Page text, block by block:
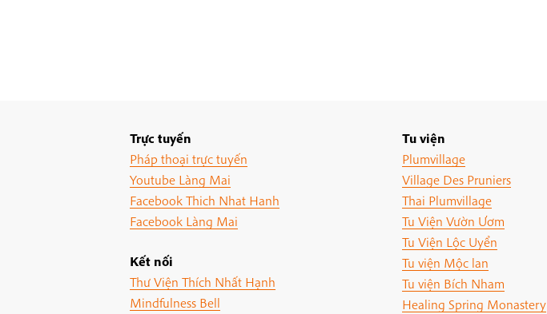
Trực tuyến
Pháp thoại trực tuyến
Youtube Làng Mai
Facebook Thich Nhat Hanh
Facebook Làng Mai
Kết nối
Thư Viện Thích Nhất Hạnh
Mindfulness Bell
Tu viện
Plumvillage
Village Des Pruniers
Thai Plumvillage
Tu Viện Vườn Ươm
Tu Viện Lộc Uyển
Tu viện Mộc lan
Tu viện Bích Nham
Healing Spring Monastery